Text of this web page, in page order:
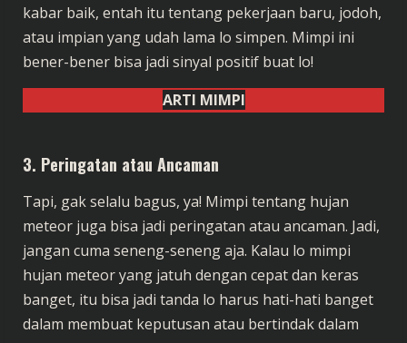
kabar baik, entah itu tentang pekerjaan baru, jodoh,
atau impian yang udah lama lo simpen. Mimpi ini
bener-bener bisa jadi sinyal positif buat lo!
ARTI MIMPI
3. Peringatan atau Ancaman
Tapi, gak selalu bagus, ya! Mimpi tentang hujan
meteor juga bisa jadi peringatan atau ancaman. Jadi,
jangan cuma seneng-seneng aja. Kalau lo mimpi
hujan meteor yang jatuh dengan cepat dan keras
banget, itu bisa jadi tanda lo harus hati-hati banget
dalam membuat keputusan atau bertindak dalam